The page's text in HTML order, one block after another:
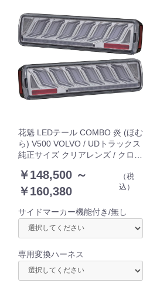
花魁 LEDテール COMBO 炎 (ほむ
ら) V500 VOLVO / UDトラックス
純正サイズ クリアレンズ / クロー
OCHVN-CC-5
￥148,500 ～
￥160,380
（税
込）
サイドマーカー機能付き/無し
専用変換ハーネス